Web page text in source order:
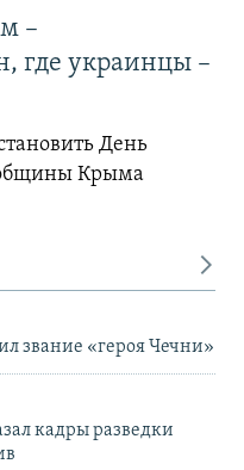
–
где украинцы –
День
Крыма
звание «героя Чечни»
кадры разведки